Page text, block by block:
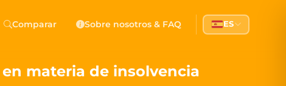
democracy, government transparency, and citizen
Comparar Sobre nosotros & FAQ ES
materia de insolvencia